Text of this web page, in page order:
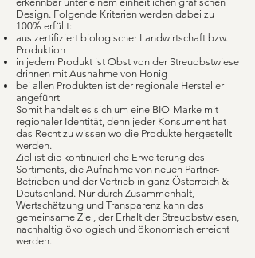
Design. Folgende Kriterien werden dabei zu
100% erfüllt:
aus zertifiziert biologischer Landwirtschaft bzw.
Produktion
in jedem Produkt ist Obst von der Streuobstwiese
drinnen mit Ausnahme von Honig
bei allen Produkten ist der regionale Hersteller
angeführt
Somit handelt es sich um eine BIO-Marke mit
regionaler Identität, denn jeder Konsument hat
das Recht zu wissen wo die Produkte hergestellt
werden.
Ziel ist die kontinuierliche Erweiterung des
Sortiments, die Aufnahme von neuen Partner-
Betrieben und der Vertrieb in ganz Österreich &
Deutschland. Nur durch Zusammenhalt,
Wertschätzung und Transparenz kann das
gemeinsame Ziel, der Erhalt der Streuobstwiesen,
nachhaltig ökologisch und ökonomisch erreicht
werden.